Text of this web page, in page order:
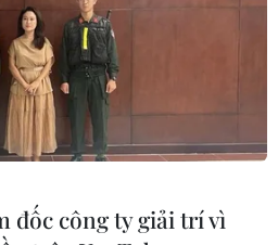
đốc công ty giải trí vì